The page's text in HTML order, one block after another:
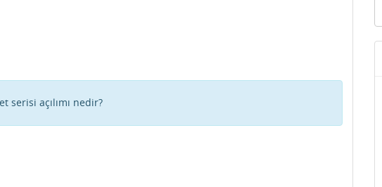
serisi açılımı nedir?